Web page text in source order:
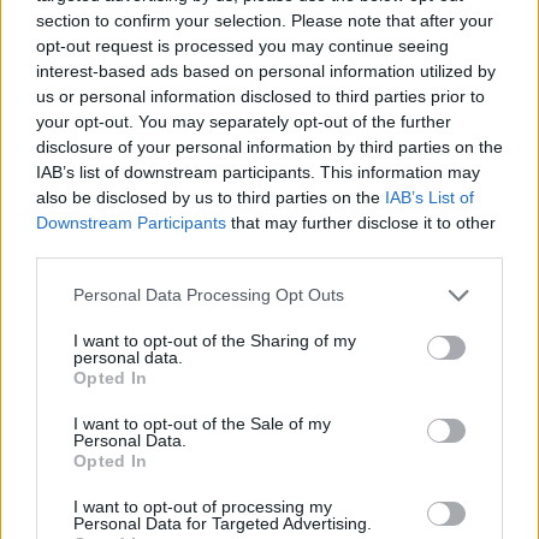
section to confirm your selection. Please note that after your
opt-out request is processed you may continue seeing
interest-based ads based on personal information utilized by
us or personal information disclosed to third parties prior to
your opt-out. You may separately opt-out of the further
disclosure of your personal information by third parties on the
IAB’s list of downstream participants. This information may
also be disclosed by us to third parties on the IAB’s List of
Downstream Participants that may further disclose it to other
Please note that this website/app uses one or more Google
not limited to your visit or usage behaviour. You may click to
grant or deny consent to Google and its third-party tags to
use your data for below specified purposes in below Google
consent section.
Personal Data Processing Opt Outs
I want to opt-out of the Sharing of my
personal data.
Opted In
I want to opt-out of the Sale of my
Personal Data.
Opted In
I want to opt-out of processing my
Personal Data for Targeted Advertising.
POTREBBE INTERESSARTI
Intervista alla candidata Spataro
del VII Municipio
5 anni fa
Le Sardine avvertono la destra:
“Se non responsabile, nuovi
decessi e disoccupati”
5 anni fa
Precedente
FRANCIA La
versione di
Genovese
Successiva
CONTRO SALVINI E
MELONI: “Andate a
film di Zalone”